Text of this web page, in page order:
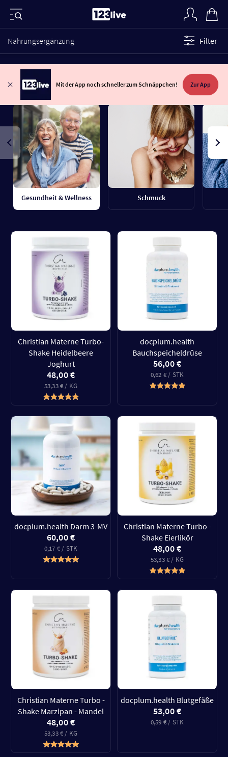
Nahrungsergänzung Filter
Mit der App noch schneller zum Schnäppchen! Zur App
Gesundheit & Wellness Schmuck
Christian Materne Turbo-
Shake Heidelbeere
Joghurt
48,00 €
53,33 € / KG
docplum.health
Bauchspeicheldrüse
56,00 €
0,62 € / STK
docplum.health Darm 3-MV
60,00 €
0,17 € / STK
Christian Materne Turbo -
Shake Eierlikör
48,00 €
53,33 € / KG
Christian Materne Turbo -
Shake Marzipan - Mandel
48,00 €
53,33 € / KG
docplum.health Blutgefäße
53,00 €
0,59 € / STK